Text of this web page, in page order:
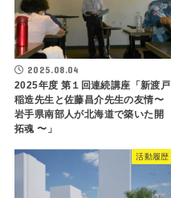
2025.08.04
2025年度 第１回連続講座「新渡戸
稲造先生と佐藤昌介先生の友情〜
岩手県南部人が北海道で築いた開
拓魂 〜」
活動履歴